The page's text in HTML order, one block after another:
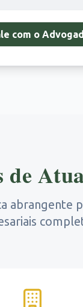
com o
de
abrangente